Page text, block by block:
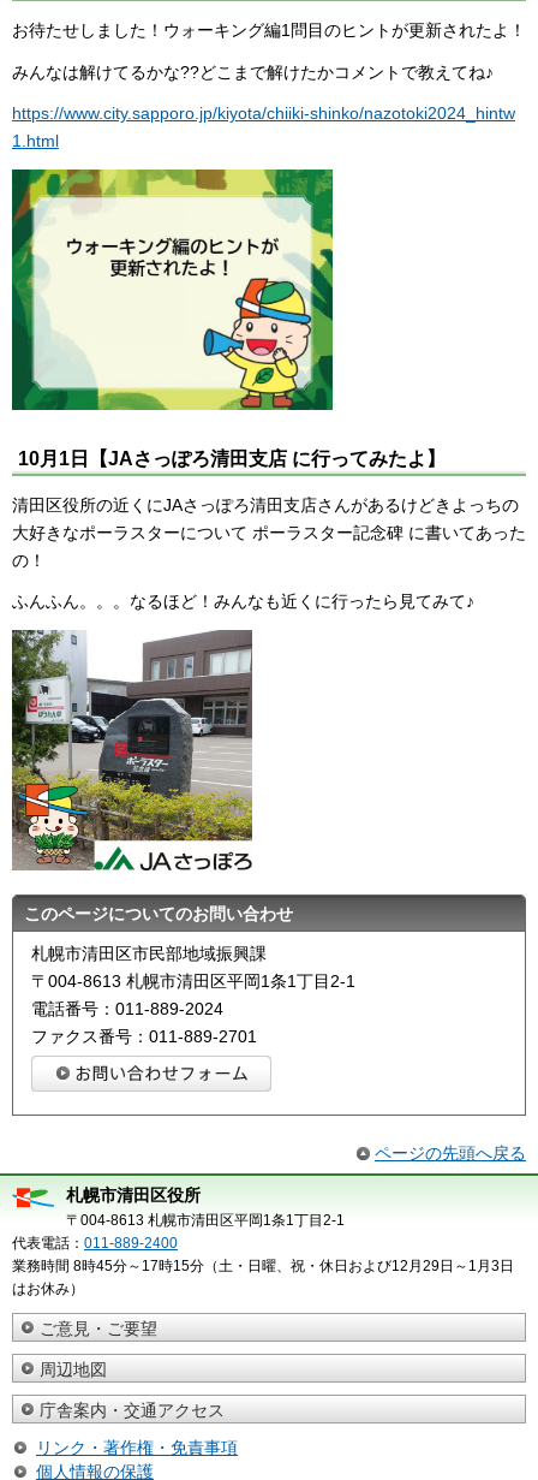
お待たせしました！ウォーキング編1問目のヒントが更新されたよ！
みんなは解けてるかな??どこまで解けたかコメントで教えてね♪
https://www.city.sapporo.jp/kiyota/chiiki-shinko/nazotoki2024_hintw
1.html
10月1日【JAさっぽろ清田支店 に行ってみたよ】
清田区役所の近くにJAさっぽろ清田支店さんがあるけどきよっちの
大好きなポーラスターについて ポーラスター記念碑 に書いてあった
の！
ふんふん。。。なるほど！みんなも近くに行ったら見てみて♪
このページについてのお問い合わせ
札幌市清田区市民部地域振興課
〒004-8613 札幌市清田区平岡1条1丁目2-1
電話番号：011-889-2024
ファクス番号：011-889-2701
ページの先頭へ戻る
札幌市清田区役所
〒004-8613 札幌市清田区平岡1条1丁目2-1
代表電話： 011-889-2400
業務時間 8時45分～17時15分（土・日曜、祝・休日および12月29日～1月3日
はお休み）
ご意見・ご要望
周辺地図
庁舎案内・交通アクセス
リンク・著作権・免責事項
個人情報の保護